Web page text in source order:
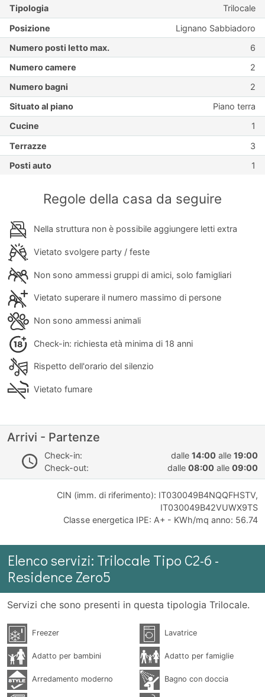
Tipologia
Trilocale
Posizione
Lignano Sabbiadoro
Numero posti letto max.
6
Numero camere
2
Numero bagni
2
Situato al piano
Piano terra
Cucine
1
Terrazze
3
Posti auto
1
Regole della casa da seguire
Nella struttura non è possibile aggiungere letti extra
Vietato svolgere party / feste
Non sono ammessi gruppi di amici, solo famigliari
Vietato superare il numero massimo di persone
Non sono ammessi animali
Check-in: richiesta età minima di 18 anni
Rispetto dell'orario del silenzio
Vietato fumare
Arrivi - Partenze
Check-in: dalle 14:00 alle 19:00
Check-out:
dalle 08:00 alle 09:00
CIN (imm. di riferimento): IT030049B4NQQFHSTV,
IT030049B42VUWX9TS
Classe energetica IPE: A+ - KWh/mq anno: 56.74
Elenco servizi: Trilocale Tipo C2-6 -
Residence Zero5
Servizi che sono presenti in questa tipologia Trilocale.
Freezer Lavatrice
Adatto per bambini Adatto per famiglie
Arredamento moderno Bagno con doccia